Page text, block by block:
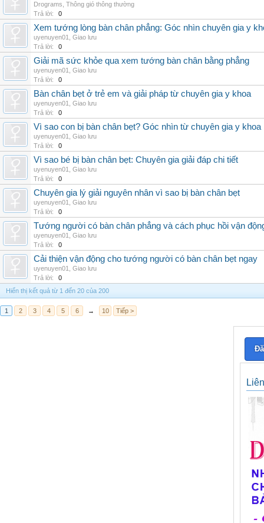
Drograms Thông gió thông thường
Trả lời:
0
Xem tướng lòng bàn chân phẳng: Góc nhìn chuyên gia y
uyenuyen01
Giao lưu
Trả lời:
0
Giải mã sức khỏe qua xem tướng bàn chân bằng phẳng
uyenuyen01
Giao lưu
Trả lời:
0
Bàn chân bẹt ở trẻ em và giải pháp từ chuyên gia y khoa
uyenuyen01
Giao lưu
Trả lời:
0
Vì sao con bị bàn chân bẹt? Góc nhìn từ chuyên gia y khoa
uyenuyen01
Giao lưu
Trả lời:
0
Vì sao bé bị bàn chân bẹt: Chuyên gia giải đáp chi tiết
uyenuyen01
Giao lưu
Trả lời:
0
Chuyên gia lý giải nguyên nhân vì sao bị bàn chân bẹt
uyenuyen01
Giao lưu
Trả lời:
0
Tướng người có bàn chân phẳng và cách phục hồi vận
uyenuyen01
Giao lưu
Trả lời:
0
Cải thiện vận động cho tướng người có bàn chân bẹt ngay
uyenuyen01
Giao lưu
Trả lời:
0
Hiển thị kết quả từ 1 đến 20 của 200
1 2 3 4 5 6 → 10 Tiếp >